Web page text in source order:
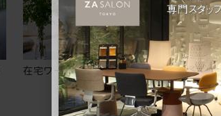
在宅ワークにおすすめのオフィスチェア5選